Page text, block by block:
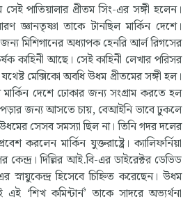
পাতিয়ালার প্রীতম সিং-এর সঙ্গী হলেন।
জ্ঞানতৃষ্ণা তাকে টানছিল মার্কিন দেশে।
মিশিগানের অধ্যাপক হেনরি আর্ল রিগসের
কাহিনী আছে। সেই কাহিনী লেখার পরিসর
মেক্সিকো অবধি উধম প্রীতমের সঙ্গী হল।
দেশে ঢোকার জন্য সংগ্রাম করতে হল
জন্য আসতে চায়, বেআইনি ভাবে ঢুকলে
উধমের সেসব সমস্যা ছিল না। তিনি গদর দলের
করলেন মার্কিন যুক্তরাষ্ট্রে। ক্যালিফর্নিয়া
কেন্দ্র। দিল্লির আই.বি-এর ডাইরেক্টর ডেভিড
স্নায়ুকেন্দ্র হিসেবে চিহ্নিত করেছেন। উধম
‘শিখ কমিন্টার্ন’ তাকে সাদরে অভ্যর্থনা